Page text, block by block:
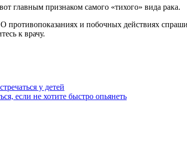
главным признаком самого «тихого» вида рака.
и побочных действиях
к врачу.
у детей
если не хотите быстро опьянеть